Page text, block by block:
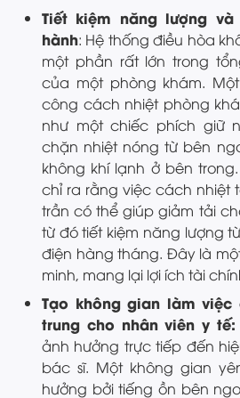
Tiết kiệm năng lượng
hành: Hệ thống điều hòa
một phần rất lớn trong
của một phòng khám.
công cách nhiệt phòng
như một chiếc phích giữ
chặn nhiệt nóng từ bên
không khí lạnh ở bên
chỉ ra rằng việc cách nhiệt
trần có thể giúp giảm tải
từ đó tiết kiệm năng lượng
điện hàng tháng. Đây là
minh, mang lại lợi ích tài
Tạo không gian làm việc
trung cho nhân viên y tế:
ảnh hưởng trực tiếp đến
bác sĩ. Một không gian
hưởng bởi tiếng ồn bên